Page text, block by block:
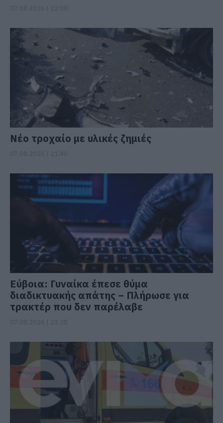
Νέο τροχαίο με υλικές ζημιές
Εύβοια: Γυναίκα έπεσε θύμα
διαδικτυακής απάτης – Πλήρωσε για
τρακτέρ που δεν παρέλαβε